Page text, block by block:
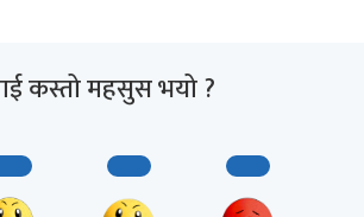
कस्तो महसुस भयो ?